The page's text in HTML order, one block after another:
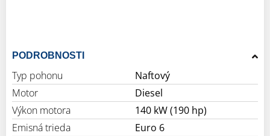
PODROBNOSTI
Typ pohonu
Naftový
Motor
Diesel
Výkon motora
140 kW (190 hp)
Emisná trieda
Euro 6